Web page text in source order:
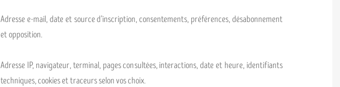
Adresse e-mail, date et source d’inscription, consentements, préférences, désabonnement
et opposition.
Adresse IP, navigateur, terminal, pages consultées, interactions, date et heure, identifiants
techniques, cookies et traceurs selon vos choix.